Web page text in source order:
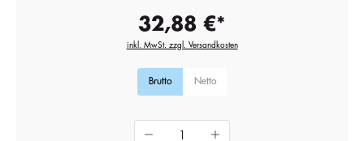
32,88 €*
inkl. MwSt. zzgl. Versandkosten
Brutto Netto